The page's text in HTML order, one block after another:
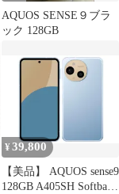
AQUOS SENSE９ブラ
ック 128GB
¥39,800
【美品】 AQUOS sense9
128GB A405SH Softbank